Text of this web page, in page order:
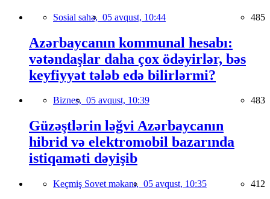
Sosial sahə, 05 avqust, 10:44 485
Azərbaycanın kommunal hesabı:
vətəndaşlar daha çox ödəyirlər, bəs
keyfiyyət tələb edə bilirlərmi?
Biznes, 05 avqust, 10:39 483
Güzəştlərin ləğvi Azərbaycanın
hibrid və elektromobil bazarında
istiqaməti dəyişib
Keçmiş Sovet məkanı, 05 avqust, 10:35 412